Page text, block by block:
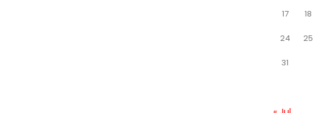
17 18
24 25
31